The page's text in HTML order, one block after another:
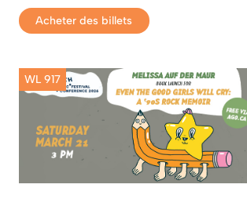
Acheter des billets
WL 917